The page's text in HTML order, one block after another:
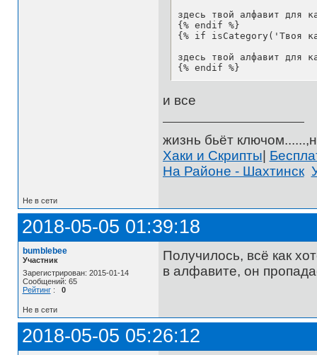
здесь твой алфавит для
{% endif %}
{% if isCategory('Твоя
здесь твой алфавит для
{% endif %}
и все
жизнь бьёт
Хаки и Скрипты
На Районе - Шахтинск
Не в сети
2018-05-05 01:39:18
bumblebee
Участник
Зарегистрирован: 2015-01-14
Сообщений: 65
Рейтинг: 0
Получилось, всё как
в алфавите, он
Не в сети
2018-05-05 05:26:12